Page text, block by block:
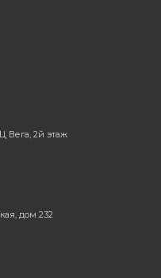
Вега, 2й этаж
дом 232